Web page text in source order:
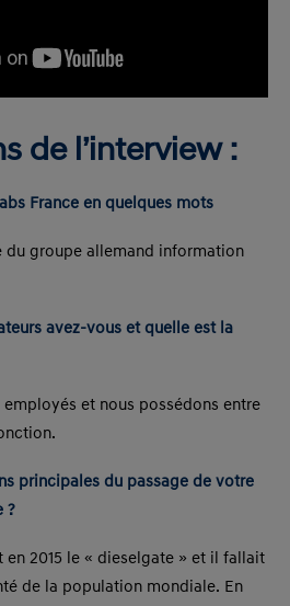
de l’interview :
France en quelques mots
du groupe allemand information
avez-vous et quelle est la
et nous possédons entre
principales du passage de votre
?
en 2015 le « dieselgate » et il fallait
de la population mondiale. En